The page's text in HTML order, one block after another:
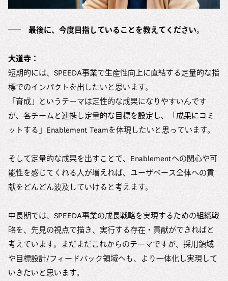
最後に、今度目指していることを教えてください。
大道寺：
短期的には、SPEEDA事業で生産性向上に直結する定量的な指
標でのインパクトを出したいと思います。
「育成」というテーマは定性的な成果になりやすいんです
が、各チームと連携し定量的な目標を設定し、「成果にコミ
ットする」Enablement Teamを体現したいと思っています。
そして定量的な成果を出すことで、Enablementへの関心や可
能性を感じてくれる人が増えれば、ユーザベース全体への貢
献をどんどん波及していけると考えます。
中長期では、SPEEDA事業の成長戦略を実現するための組織戦
略を、先見の視点で描き、実行する存在・貢献ができればと
考えています。まだまだこれからのテーマですが、採用領域
や目標設計/フィードバック領域へも、より一体化し実現して
いきたいと思います。